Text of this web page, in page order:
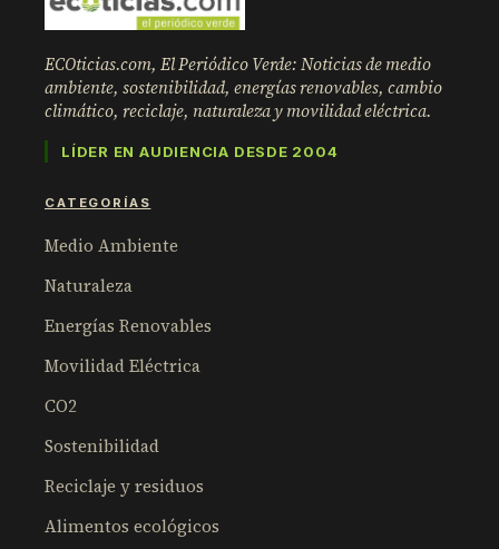
ECOticias.com, El Periódico Verde: Noticias de medio
ambiente, sostenibilidad, energías renovables, cambio
climático, reciclaje, naturaleza y movilidad eléctrica.
LÍDER EN AUDIENCIA DESDE 2004
CATEGORÍAS
Medio Ambiente
Naturaleza
Energías Renovables
Movilidad Eléctrica
CO2
Sostenibilidad
Reciclaje y residuos
Alimentos ecológicos